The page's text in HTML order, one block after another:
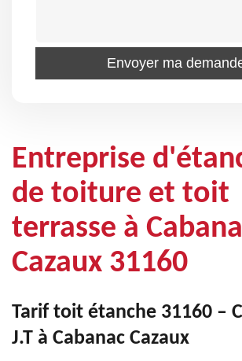
Entreprise
de toiture et toit
terrasse à
Cazaux 31160
Tarif toit étanche 31160 –
J.T à Cabanac Cazaux